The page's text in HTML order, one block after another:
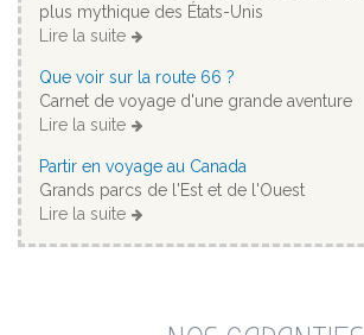
plus mythique des États-Unis
Lire la suite
Que voir sur la route 66 ?
Carnet de voyage d'une grande aventure
Lire la suite
Partir en voyage au Canada
Grands parcs de l'Est et de l'Ouest
Lire la suite